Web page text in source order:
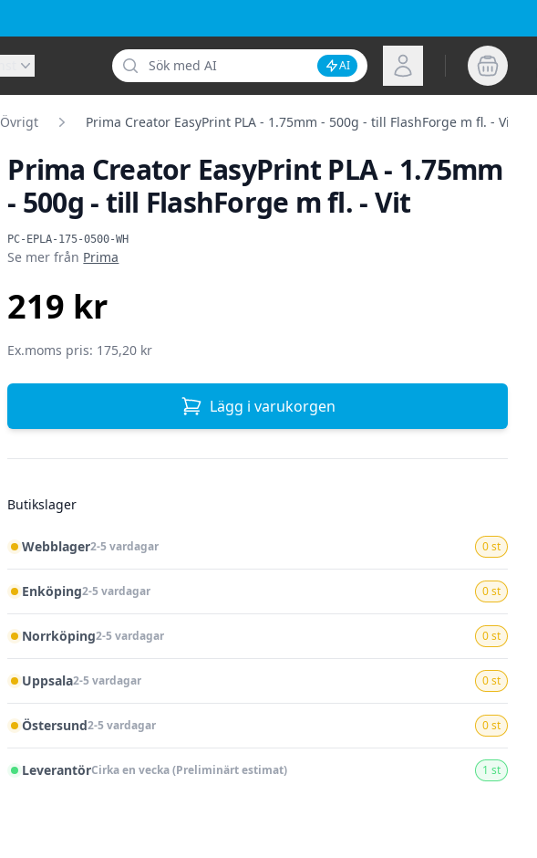
Sök
Inaktivera AI-sökning
AI Logga in
Övrigt Prima Creator EasyPrint PLA - 1.75mm - 500g - till FlashForge m fl. - Vit
Prima Creator EasyPrint PLA - 1.75mm
- 500g - till FlashForge m fl. - Vit
PC-EPLA-175-0500-WH
Produktinformation
Se mer från Prima
219 kr
Ex.moms pris: 175,20 kr
Lägg i varukorgen
Butikslager
Webblager2-5 vardagar 0 st
Enköping2-5 vardagar 0 st
Norrköping2-5 vardagar 0 st
Uppsala2-5 vardagar 0 st
Östersund2-5 vardagar 0 st
LeverantörCirka en vecka (Preliminärt estimat) 1 st